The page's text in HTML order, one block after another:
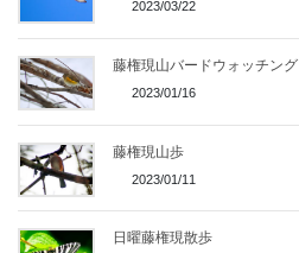
2023/03/22
藤権現山バードウォッチング
2023/01/16
藤権現山歩
2023/01/11
日曜藤権現散歩